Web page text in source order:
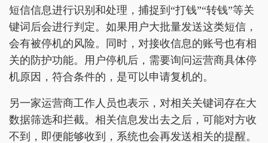
短信信息进行识别和处理，捕捉到“打钱”“转钱”等关
键词后会进行判定。如果用户大批量发送这类短信，
会有被停机的风险。同时，对接收信息的账号也有相
关的防护功能。用户停机后，需要询问运营商具体停
机原因，符合条件的，是可以申请复机的。
另一家运营商工作人员也表示，对相关关键词存在大
数据筛选和拦截。相关信息发出去之后，可能对方收
不到，即便能够收到，系统也会再发送相关的提醒。